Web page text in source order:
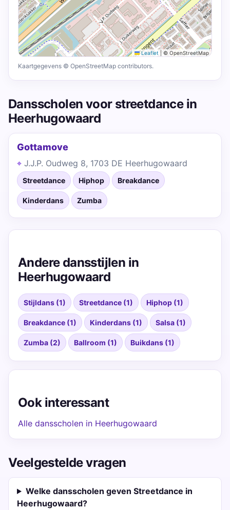
Leaflet © OpenStreetMap
Kaartgegevens © OpenStreetMap contributors.
Dansscholen voor streetdance in
Heerhugowaard
Gottamove
J.J.P. Oudweg 8, 1703 DE Heerhugowaard
Streetdance Hiphop Breakdance
Kinderdans Zumba
Andere dansstijlen in
Heerhugowaard
Stijldans (1) Streetdance (1) Hiphop (1)
Breakdance (1) Kinderdans (1) Salsa (1)
Zumba (2) Ballroom (1) Buikdans (1)
Ook interessant
Alle dansscholen in Heerhugowaard
Veelgestelde vragen
Welke dansscholen geven Streetdance in
Heerhugowaard?